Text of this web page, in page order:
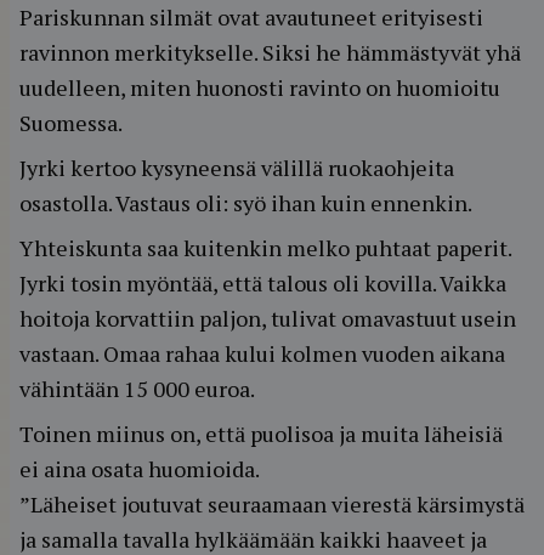
Pariskunnan silmät ovat avautuneet erityisesti
ravinnon merkitykselle. Siksi he hämmästyvät yhä
uudelleen, miten huonosti ravinto on huomioitu
Suomessa.
Jyrki kertoo kysyneensä välillä ruokaohjeita
osastolla. Vastaus oli: syö ihan kuin ennenkin.
Yhteiskunta saa kuitenkin melko puhtaat paperit.
Jyrki tosin myöntää, että talous oli kovilla. Vaikka
hoitoja korvattiin paljon, tulivat omavastuut usein
vastaan. Omaa rahaa kului kolmen vuoden aikana
vähintään 15 000 euroa.
Toinen miinus on, että puolisoa ja muita läheisiä
ei aina osata huomioida.
”Läheiset joutuvat seuraamaan vierestä kärsimystä
ja samalla tavalla hylkäämään kaikki haaveet ja